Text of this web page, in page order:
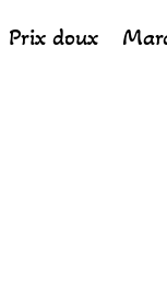
Prix doux